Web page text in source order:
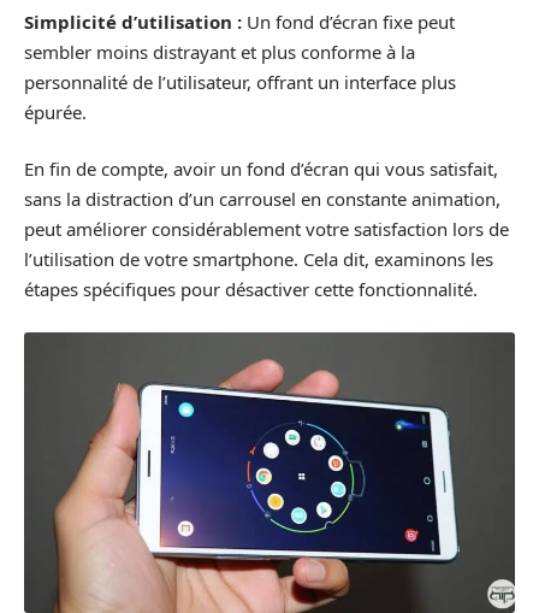
Simplicité d’utilisation : Un fond d’écran fixe peut
sembler moins distrayant et plus conforme à la
personnalité de l’utilisateur, offrant un interface plus
épurée.
En fin de compte, avoir un fond d’écran qui vous satisfait,
sans la distraction d’un carrousel en constante animation,
peut améliorer considérablement votre satisfaction lors de
l’utilisation de votre smartphone. Cela dit, examinons les
étapes spécifiques pour désactiver cette fonctionnalité.